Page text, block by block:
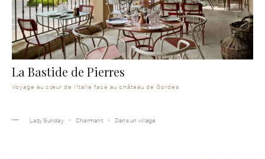
La Bastide de Pierres
Voyage au cœur de l'Italie face au château de Gordes
Lazy Sunday Charmant Dans un village